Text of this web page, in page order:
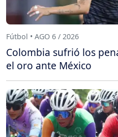
Fútbol • AGO 6 / 2026
Colombia sufrió los
el oro ante México